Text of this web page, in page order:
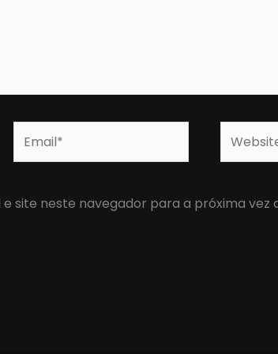
Website
site neste navegador para a próxima vez